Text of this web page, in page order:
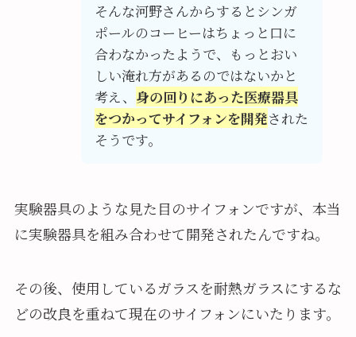
そんな河野さんからするとシンガ
ポールのコーヒーはちょっと口に
合わなかったようで、もっとおい
しい淹れ方があるのではないかと
考え、 身の回りにあった医療器具
をつかってサイフォンを開発された
そうです。
実験器具のような見た目のサイフォンですが、本当
に実験器具を組み合わせて開発されたんですね。
その後、使用しているガラスを耐熱ガラスにするな
どの改良を重ねて現在のサイフォンにいたります。